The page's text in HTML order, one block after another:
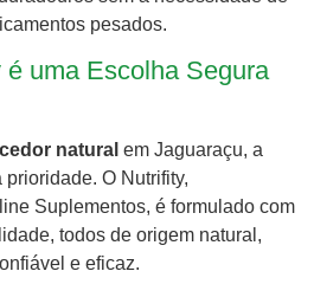
pesados.
uma Escolha Segura
natural em Jaguaraçu, a
O Nutrifity,
Suplementos, é formulado com
todos de origem natural,
e eficaz.